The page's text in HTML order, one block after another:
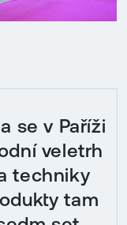
se v Paříži
veletrh
techniky
tam